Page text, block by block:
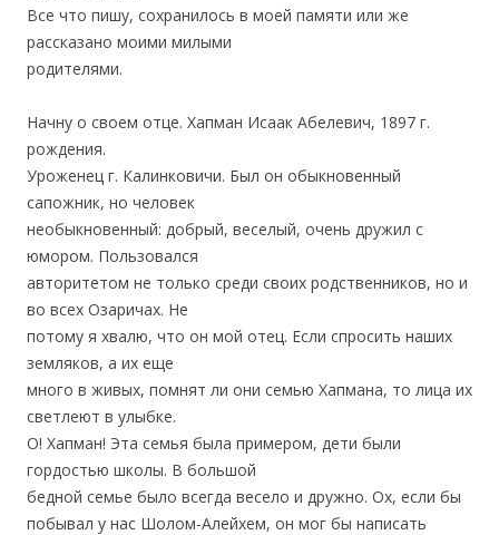
Все что пишу, сохранилось в моей памяти или же
рассказано моими милыми
родителями.
Начну о своем отце. Хапман Исаак Абелевич, 1897 г.
рождения.
Уроженец г. Калинковичи. Был он обыкновенный
сапожник, но человек
необыкновенный: добрый, веселый, очень дружил с
юмором. Пользовался
авторитетом не только среди своих родственников, но и
во всех Озаричах. Не
потому я хвалю, что он мой отец. Если спросить наших
земляков, а их еще
много в живых, помнят ли они семью Хапмана, то лица их
светлеют в улыбке.
О! Хапман! Эта семья была примером, дети были
гордостью школы. В большой
бедной семье было всегда весело и дружно. Ох, если бы
побывал у нас Шолом-Алейхем, он мог бы написать